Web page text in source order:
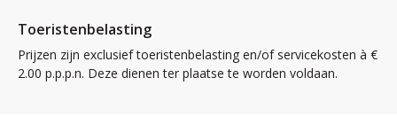
Toeristenbelasting
Prijzen zijn exclusief toeristenbelasting en/of servicekosten à €
2.00 p.p.p.n. Deze dienen ter plaatse te worden voldaan.